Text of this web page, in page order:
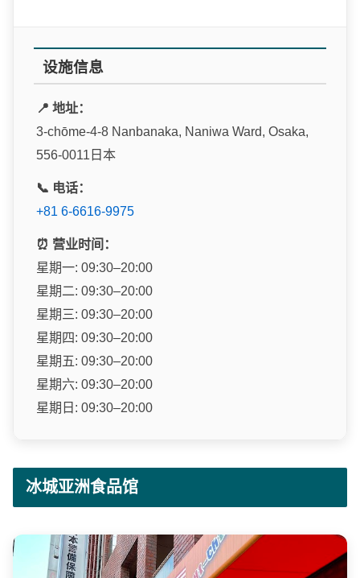
设施信息
📍 地址：
3-chōme-4-8 Nanbanaka, Naniwa Ward, Osaka,
556-0011日本
📞 电话：
+81 6-6616-9975
⏰ 营业时间：
星期一: 09:30–20:00
星期二: 09:30–20:00
星期三: 09:30–20:00
星期四: 09:30–20:00
星期五: 09:30–20:00
星期六: 09:30–20:00
星期日: 09:30–20:00
冰城亚洲食品馆